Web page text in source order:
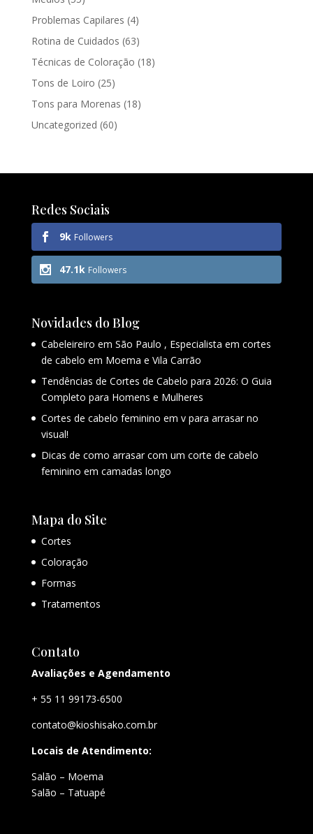
Problemas Capilares (4)
Rotina de Cuidados (63)
Técnicas de Coloração (18)
Tons de Loiro (25)
Tons para Morenas (18)
Uncategorized (60)
Redes Sociais
9k Followers
47.1k Followers
Novidades do Blog
Cabeleireiro em São Paulo , Especialista em cortes
de cabelo em Moema e Vila Carrão
Tendências de Cortes de Cabelo para 2026: O Guia
Completo para Homens e Mulheres
Cortes de cabelo feminino em v para arrasar no
visual!
Dicas de como arrasar com um corte de cabelo
feminino em camadas longo
Mapa do Site
Cortes
Coloração
Formas
Tratamentos
Contato
Avaliações e Agendamento
+ 55 11 99173-6500
contato@kioshisako.com.br
Locais de Atendimento:
Salão – Moema
Salão – Tatuapé